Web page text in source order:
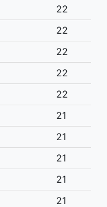
22
22
22
22
22
21
21
21
21
21